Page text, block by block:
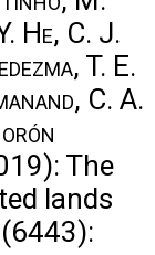
He, C. J.
T. E.
C. A.
The
lands